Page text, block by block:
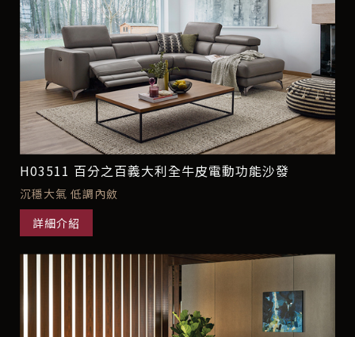
H03511 百分之百義大利全牛皮電動功能沙發
沉穩大氣 低調內斂
詳細介紹